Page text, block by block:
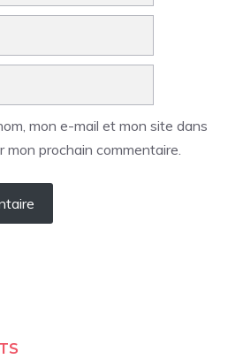
mon e-mail et mon site dans
mon prochain commentaire.